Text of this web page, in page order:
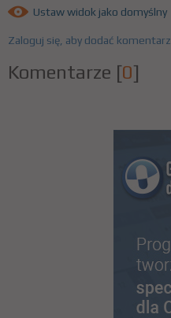
Ustaw widok jako domyślny
Zaloguj się, aby dodać komentarz
Komentarze [0]